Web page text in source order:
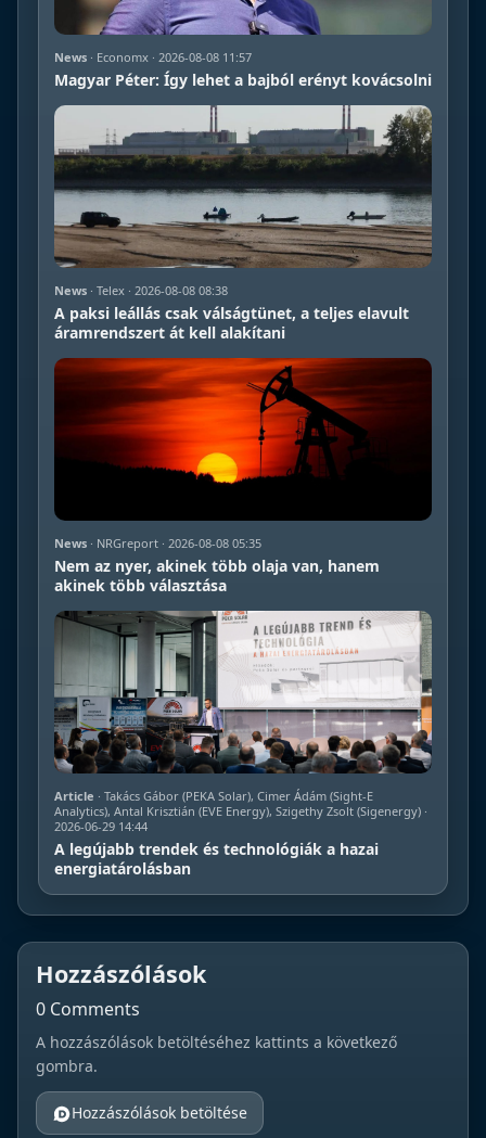
News · Economx · 2026-08-08 11:57
Magyar Péter: Így lehet a bajból erényt kovácsolni
News · Telex · 2026-08-08 08:38
A paksi leállás csak válságtünet, a teljes elavult
áramrendszert át kell alakítani
News · NRGreport · 2026-08-08 05:35
Nem az nyer, akinek több olaja van, hanem
akinek több választása
Article · Takács Gábor (PEKA Solar), Cimer Ádám (Sight-E
Analytics), Antal Krisztián (EVE Energy), Szigethy Zsolt (Sigenergy) ·
2026-06-29 14:44
A legújabb trendek és technológiák a hazai
energiatárolásban
Hozzászólások
0 Comments
A hozzászólások betöltéséhez kattints a következő
gombra.
Hozzászólások betöltése